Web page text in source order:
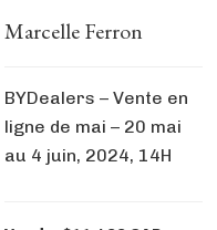
Marcelle Ferron
BYDealers – Vente en
ligne de mai – 20 mai
au 4 juin, 2024, 14H